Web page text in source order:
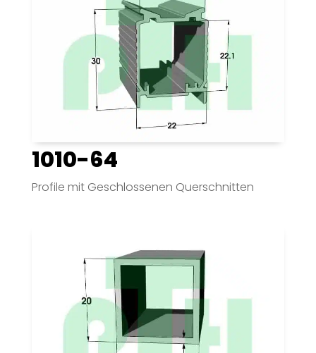
1010-64
Profile mit Geschlossenen Querschnitten